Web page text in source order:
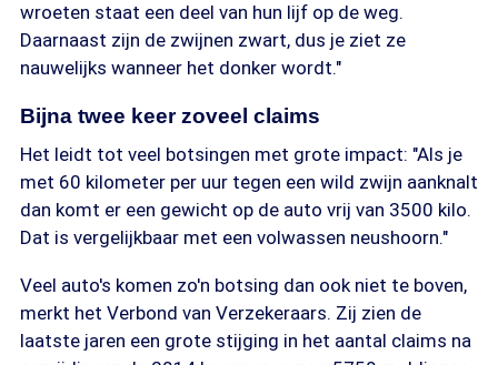
wroeten staat een deel van hun lijf op de weg.
Daarnaast zijn de zwijnen zwart, dus je ziet ze
nauwelijks wanneer het donker wordt."
Bijna twee keer zoveel claims
Het leidt tot veel botsingen met grote impact: "Als je
met 60 kilometer per uur tegen een wild zwijn aanknalt
dan komt er een gewicht op de auto vrij van 3500 kilo.
Dat is vergelijkbaar met een volwassen neushoorn."
Veel auto's komen zo'n botsing dan ook niet te boven,
merkt het Verbond van Verzekeraars. Zij zien de
laatste jaren een grote stijging in het aantal claims na